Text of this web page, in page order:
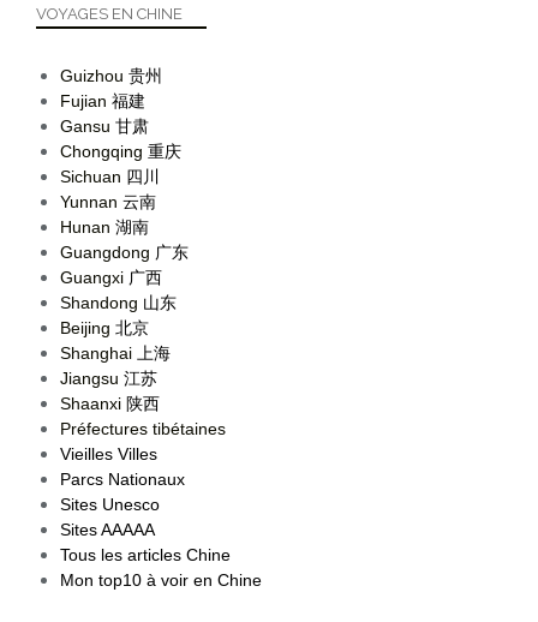
VOYAGES EN CHINE
Guizhou 贵州
Fujian 福建
Gansu 甘肃
Chongqing 重庆
Sichuan 四川
Yunnan 云南
Hunan 湖南
Guangdong 广东
Guangxi 广西
Shandong 山东
Beijing 北京
Shanghai 上海
Jiangsu 江苏
Shaanxi 陕西
Préfectures tibétaines
Vieilles Villes
Parcs Nationaux
Sites Unesco
Sites AAAAA
Tous les articles Chine
Mon top10 à voir en Chine